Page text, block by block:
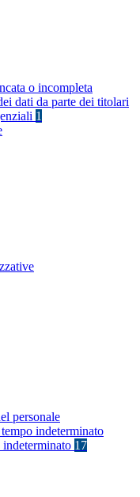
o incompleta
dati da parte dei titolari
1
personale
indeterminato
indeterminato 17